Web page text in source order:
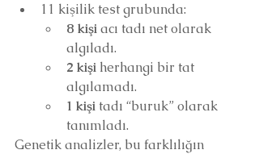
11 kişilik test grubunda:
8 kişi acı tadı net olarak
algıladı.
2 kişi herhangi bir tat
algılamadı.
1 kişi tadı “buruk” olarak
tanımladı.
Genetik analizler, bu farklılığın